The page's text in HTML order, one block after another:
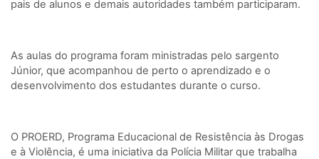
pais de alunos e demais autoridades também participaram.
As aulas do programa foram ministradas pelo sargento
Júnior, que acompanhou de perto o aprendizado e o
desenvolvimento dos estudantes durante o curso.
O PROERD, Programa Educacional de Resistência às Drogas
e à Violência, é uma iniciativa da Polícia Militar que trabalha